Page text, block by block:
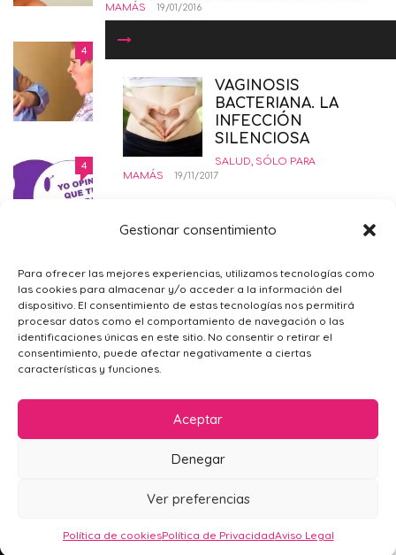
Gestionar consentimiento
Para ofrecer las mejores experiencias, utilizamos tecnologías como
las cookies para almacenar y/o acceder a la información del
dispositivo. El consentimiento de estas tecnologías nos permitirá
procesar datos como el comportamiento de navegación o las
identificaciones únicas en este sitio. No consentir o retirar el
consentimiento, puede afectar negativamente a ciertas
características y funciones.
Aceptar
Denegar
Ver preferencias
Política de cookiesPolítica de PrivacidadAviso Legal
VAGINOSIS
BACTERIANA. LA
INFECCIÓN
SILENCIOSA
SALUD, SÓLO PARA
MAMÁS
19/11/2017
ORIGINALES
TRIMESTRE
EMBARAZO
08/02/2015
¿TAREAS
DOMÉSTICAS O
MAMÁS,VIDA EN
26/06/2016
EL RATONCITO
SALIR CON NIÑOS
MAMÁS
19/01/2016
4
DEFINITIVA.
EDUCANDO CON AMOR,INTERESANTE,PSICOLOGÍA-
EDUCACIÓN
12/02/2015
4
DERECHO AL ABORTO LEGAL
SEGURO Y GRATUITO
4 ¿POR QUÉ ME SIENTO TRISTE?
PSICOLOGÍA GENERAL,SÓLO PARA
MAMÁS
09/02/2016
POLÍTICA DE COOKIES (UE)
Mamá en Apuros 2024